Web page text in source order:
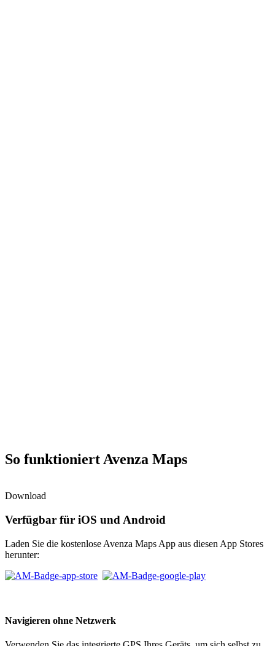
So funktioniert Avenza Maps
Download
Verfügbar für iOS und Android
Laden Sie die kostenlose Avenza Maps App aus diesen App Stores
herunter:
Navigieren ohne Netzwerk